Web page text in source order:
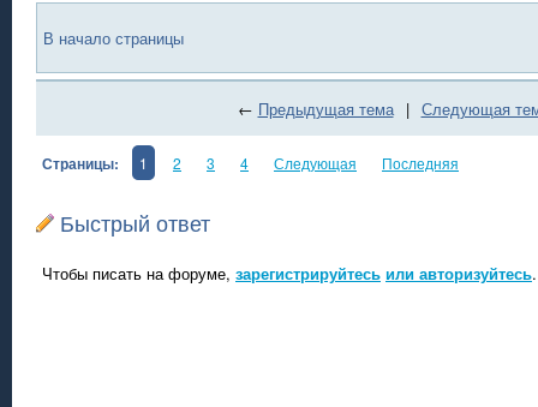
В начало страницы
← Предыдущая тема | Следующая
Страницы: 1 2 3 4 Следующая Последняя
Быстрый ответ
Чтобы писать на форуме, зарегистрируйтесь или авторизуйтесь.